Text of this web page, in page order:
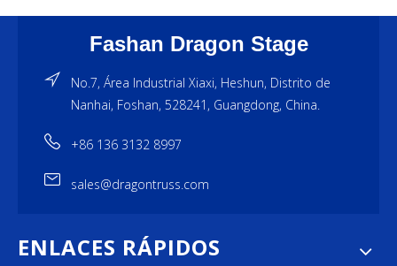
Fashan Dragon Stage
No.7, Área Industrial Xiaxi, Heshun, Distrito de
Nanhai, Foshan, 528241, Guangdong, China.
+86 136 3132 8997
sales@dragontruss.com
ENLACES RÁPIDOS